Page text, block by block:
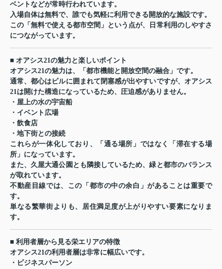
ベントなどが常時行われています。
入場自体は無料で、誰でも気軽に利用できる開放的な施設です。
この「無料で使える都市空間」という点が、日常利用のしやすさ
につながっています。
■ オアシス21の魅力と楽しいポイント
オアシス21の魅力は、「都市機能と開放空間の融合」です。
通常、都心はビルに囲まれて閉塞感が出やすいですが、オアシス
21は開けた構造になっているため、圧迫感がありません。
・屋上の水の宇宙船
・イベント広場
・飲食店
・地下街との接続
これらが一体化しており、「通る場所」ではなく「滞在する場
所」になっています。
また、久屋大通公園とも隣接しているため、緑と都市のバランス
が取れています。
不動産目線では、この「都市の中の余白」があることは重要で
す。
単なる繁華街よりも、居住満足度が上がりやすい要素になりま
す。
■ 利用者層から見る栄エリアの特徴
オアシス21の利用者層は非常に幅広いです。
・ビジネスパーソン